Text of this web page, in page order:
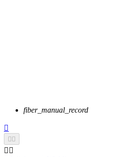
fiber_manual_record

 
 